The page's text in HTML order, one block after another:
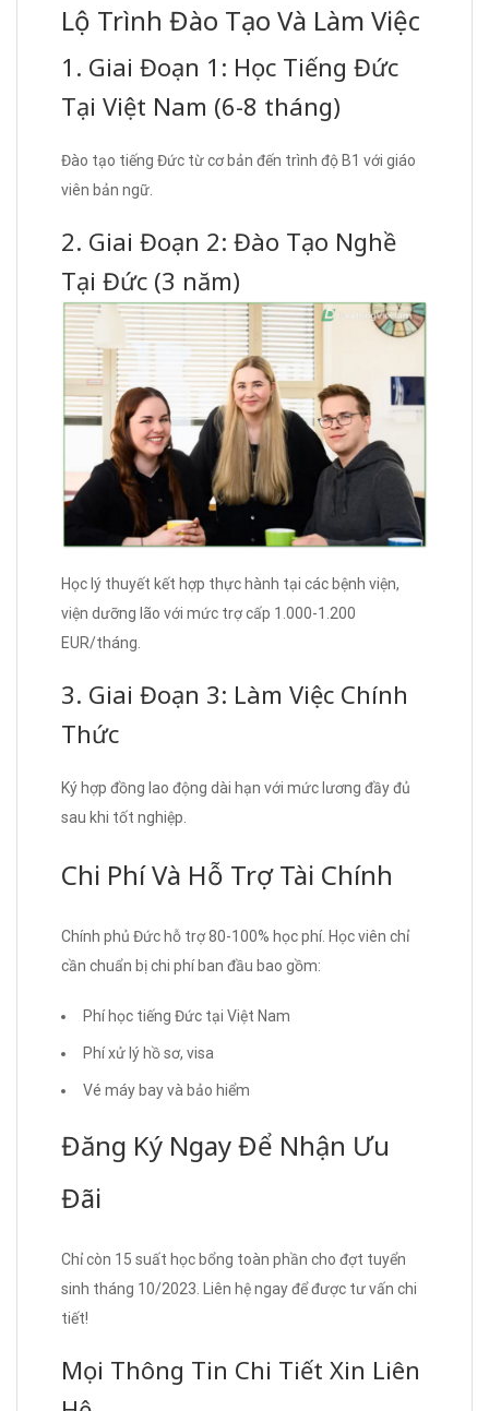
Lộ Trình Đào Tạo Và Làm Việc
1. Giai Đoạn 1: Học Tiếng Đức
Tại Việt Nam (6-8 tháng)
Đào tạo tiếng Đức từ cơ bản đến trình độ B1 với giáo
viên bản ngữ.
2. Giai Đoạn 2: Đào Tạo Nghề
Tại Đức (3 năm)
Học lý thuyết kết hợp thực hành tại các bệnh viện,
viện dưỡng lão với mức trợ cấp 1.000-1.200
EUR/tháng.
3. Giai Đoạn 3: Làm Việc Chính
Thức
Ký hợp đồng lao động dài hạn với mức lương đầy đủ
sau khi tốt nghiệp.
Chi Phí Và Hỗ Trợ Tài Chính
Chính phủ Đức hỗ trợ 80-100% học phí. Học viên chỉ
cần chuẩn bị chi phí ban đầu bao gồm:
Phí học tiếng Đức tại Việt Nam
Phí xử lý hồ sơ, visa
Vé máy bay và bảo hiểm
Đăng Ký Ngay Để Nhận Ưu
Đãi
Chỉ còn 15 suất học bổng toàn phần cho đợt tuyển
sinh tháng 10/2023. Liên hệ ngay để được tư vấn chi
tiết!
Mọi Thông Tin Chi Tiết Xin Liên